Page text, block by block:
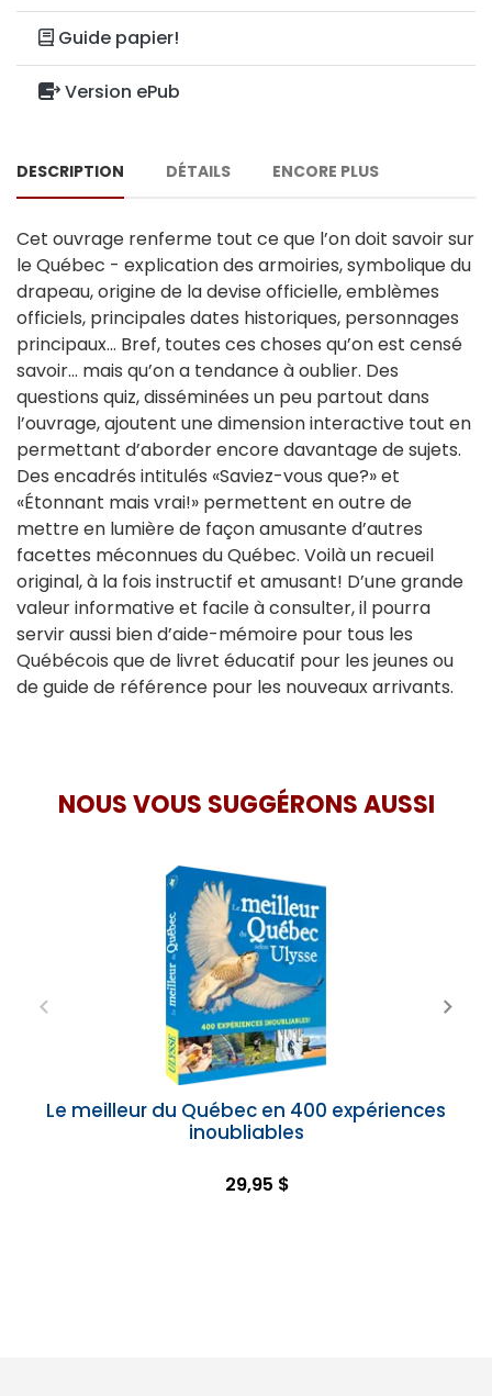
Guide papier!
Version ePub
DESCRIPTION DÉTAILS ENCORE PLUS
Cet ouvrage renferme tout ce que l’on doit savoir sur
le Québec - explication des armoiries, symbolique du
drapeau, origine de la devise officielle, emblèmes
officiels, principales dates historiques, personnages
principaux... Bref, toutes ces choses qu’on est censé
savoir... mais qu’on a tendance à oublier. Des
questions quiz, disséminées un peu partout dans
l’ouvrage, ajoutent une dimension interactive tout en
permettant d’aborder encore davantage de sujets.
Des encadrés intitulés «Saviez-vous que?» et
«Étonnant mais vrai!» permettent en outre de
mettre en lumière de façon amusante d’autres
facettes méconnues du Québec. Voilà un recueil
original, à la fois instructif et amusant! D’une grande
valeur informative et facile à consulter, il pourra
servir aussi bien d’aide-mémoire pour tous les
Québécois que de livret éducatif pour les jeunes ou
de guide de référence pour les nouveaux arrivants.
NOUS VOUS SUGGÉRONS AUSSI
Le meilleur du Québec en 400 expériences
inoubliables
29,95 $